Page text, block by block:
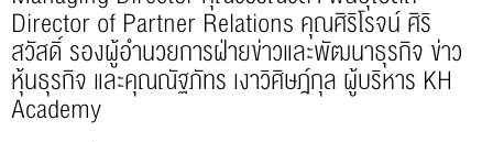
Director of Partner Relations คุณศิริโรจน์ ศิริ
สวัสดิ์ รองผู้อำนวยการฝ่ายข่าวและพัฒนาธุรกิจ ข่าว
หุ้นธุรกิจ และคุณณัฐภัทร เงาวิศิษฎ์กุล ผู้บริหาร KH
Academy